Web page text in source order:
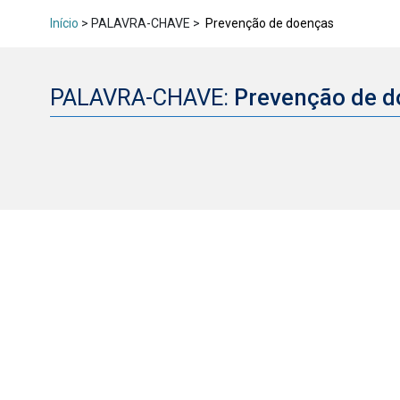
Início > PALAVRA-CHAVE > Prevenção de doenças
PALAVRA-CHAVE: Prevenção de